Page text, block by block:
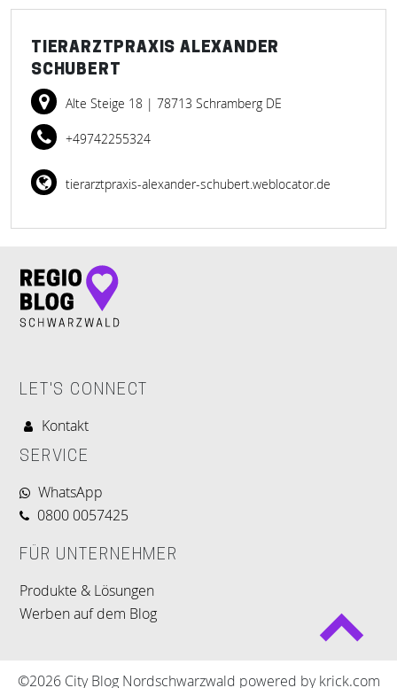
TIERARZTPRAXIS ALEXANDER
SCHUBERT
Alte Steige 18 | 78713 Schramberg DE
+49742255324
tierarztpraxis-alexander-schubert.weblocator.de
LET'S CONNECT
Kontakt
SERVICE
WhatsApp
0800 0057425
FÜR UNTERNEHMER
Produkte & Lösungen
Werben auf dem Blog
©2026 City Blog Nordschwarzwald powered by krick.com